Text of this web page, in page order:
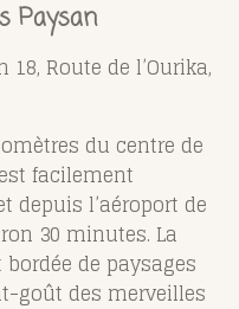
Paysan
Route de l’Ourika,
du centre de
facilement
depuis l’aéroport de
30 minutes. La
de paysages
goût des merveilles